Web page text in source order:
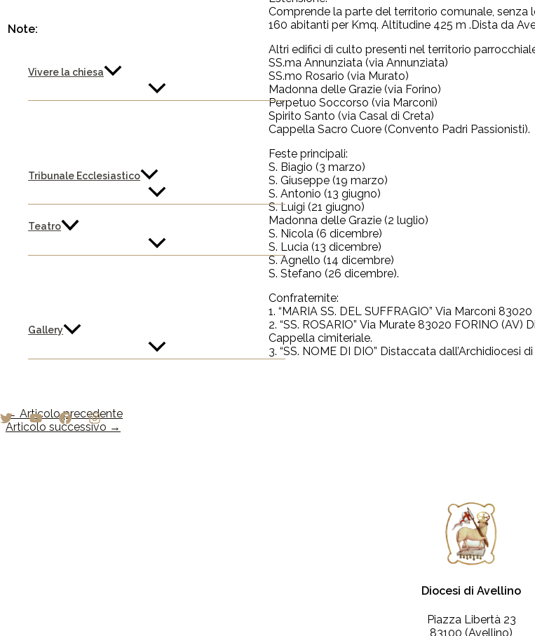
Vivere la chiesa
Tribunale Ecclesiastico
Teatro
Gallery
Note:
Comprende la parte del territorio comunale, senza
160 abitanti per Kmq. Altitudine 425 m .Dista da
Altri edifici di culto presenti nel territorio
SS.ma Annunziata (via Annunziata)
SS.mo Rosario (via Murato)
Madonna delle Grazie (via Forino)
Perpetuo Soccorso (via Marconi)
Spirito Santo (via Casal di Creta)
Cappella Sacro Cuore (Convento Padri Passionisti).
Feste principali:
S. Biagio (3 marzo)
S. Giuseppe (19 marzo)
S. Antonio (13 giugno)
S. Luigi (21 giugno)
Madonna delle Grazie (2 luglio)
S. Nicola (6 dicembre)
S. Lucia (13 dicembre)
S. Agnello (14 dicembre)
S. Stefano (26 dicembre).
Confraternite:
1. “MARIA SS. DEL SUFFRAGIO” Via Marconi
2. “SS. ROSARIO” Via Murate 83020 FORINO
Cappella cimiteriale.
3. “SS. NOME DI DIO” Distaccata dall’Archidiocesi
← Articolo precedente
Articolo successivo →
Diocesi di Avellino
Piazza Libertà 23
83100 (Avellino)